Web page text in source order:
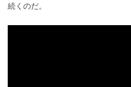
続くのだ。